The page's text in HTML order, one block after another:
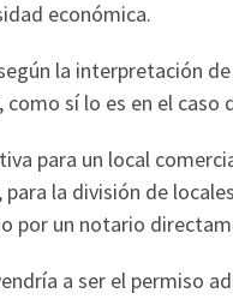
económica.
la interpretación
sí lo es en el caso
para un local
la división de
por un notario
a ser el permiso